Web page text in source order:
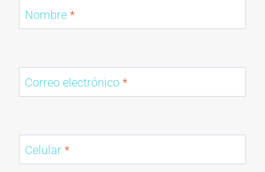
Nombre *
Correo electrónico *
Celular *